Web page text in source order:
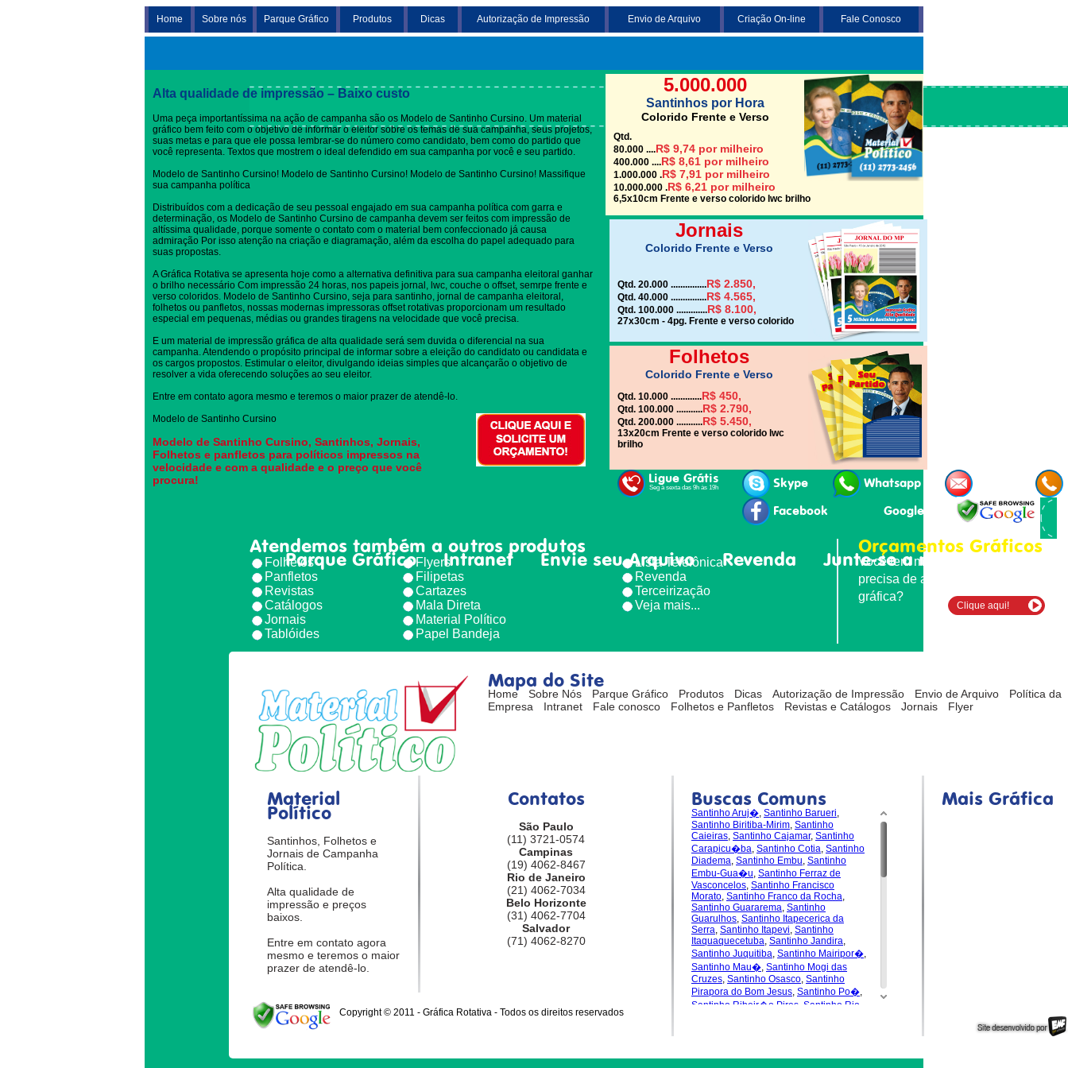
Home Sobre nós Parque Gráfico Produtos Dicas Autorização de Impressão Envio de Arquivo Criação On-line Fale Conosco
Alta qualidade de impressão – Baixo custo
Uma peça importantíssima na ação de campanha são os Modelo de Santinho Cursino. Um material
gráfico bem feito com o objetivo de informar o eleitor sobre os temas de sua campanha, seus projetos,
suas metas e para que ele possa lembrar-se do número como candidato, bem como do partido que
você representa. Textos que mostrem o ideal defendido em sua campanha por você e seu partido.
Modelo de Santinho Cursino! Modelo de Santinho Cursino! Modelo de Santinho Cursino! Massifique
sua campanha política
Distribuídos com a dedicação de seu pessoal engajado em sua campanha política com garra e
determinação, os Modelo de Santinho Cursino de campanha devem ser feitos com impressão de
altíssima qualidade, porque somente o contato com o material bem confeccionado já causa
admiração Por isso atenção na criação e diagramação, além da escolha do papel adequado para
suas propostas.
A Gráfica Rotativa se apresenta hoje como a alternativa definitiva para sua campanha eleitoral ganhar
o brilho necessário Com impressão 24 horas, nos papeis jornal, lwc, couche o offset, semrpe frente e
verso coloridos. Modelo de Santinho Cursino, seja para santinho, jornal de campanha eleitoral,
folhetos ou panfletos, nossas modernas impressoras offset rotativas proporcionam um resultado
especial em pequenas, médias ou grandes tiragens na velocidade que você precisa.
E um material de impressão gráfica de alta qualidade será sem duvida o diferencial na sua
campanha. Atendendo o propósito principal de informar sobre a eleição do candidato ou candidata e
os cargos propostos. Estimular o eleitor, divulgando ideias simples que alcançarão o objetivo de
resolver a vida oferecendo soluções ao seu eleitor.
Entre em contato agora mesmo e teremos o maior prazer de atendê-lo.
Modelo de Santinho Cursino
Modelo de Santinho Cursino, Santinhos, Jornais,
Folhetos e panfletos para políticos impressos na
velocidade e com a qualidade e o preço que você
procura!
5.000.000
Santinhos por Hora
Colorido Frente e Verso
Qtd.
80.000 ....R$ 9,74 por milheiro
400.000 ....R$ 8,61 por milheiro
1.000.000 .R$ 7,91 por milheiro
10.000.000 .R$ 6,21 por milheiro
6,5x10cm Frente e verso colorido lwc brilho
Jornais
Colorido Frente e Verso
Qtd. 20.000 ...............R$ 2.850,
Qtd. 40.000 ...............R$ 4.565,
Qtd. 100.000 .............R$ 8.100,
27x30cm - 4pg. Frente e verso colorido
Folhetos
Colorido Frente e Verso
Qtd. 10.000 .............R$ 450,
Qtd. 100.000 ...........R$ 2.790,
Qtd. 200.000 ...........R$ 5.450,
13x20cm Frente e verso colorido lwc
brilho
Ligue Grátis
Seg à sexta das 9h às 19h Skype Whatsapp
Facebook
Google+
Parque Gráfico Intranet Envie seu Arquivo Revenda Junte-se a nós Contatos
Atendemos também a outros produtos
Folhetos
Panfletos
Revistas
Catálogos
Jornais
Tablóides
Flyers
Filipetas
Cartazes
Mala Direta
Material Político
Papel Bandeja
Lista Telefônica
Revenda
Terceirização
Veja mais...
Orçamentos Gráficos
Você tem material para imprimir e
precisa de agilidade e qualidade
gráfica?
Clique aqui!
Mapa do Site
Home Sobre Nós Parque Gráfico Produtos Dicas Autorização de Impressão Envio de Arquivo
Política da
Empresa
Intranet Fale conosco Folhetos e Panfletos Revistas e Catálogos Jornais Flyer
Material
Político
Santinhos, Folhetos e
Jornais de Campanha
Política.
Alta qualidade de
impressão e preços
baixos.
Entre em contato agora
mesmo e teremos o maior
prazer de atendê-lo.
Contatos
São Paulo
(11) 3721-0574
Campinas
(19) 4062-8467
Rio de Janeiro
(21) 4062-7034
Belo Horizonte
(31) 4062-7704
Salvador
(71) 4062-8270
Buscas Comuns
Santinho Aruj�, Santinho Barueri,
Santinho Biritiba-Mirim, Santinho
Caieiras, Santinho Cajamar, Santinho
Carapicu�ba, Santinho Cotia, Santinho
Diadema, Santinho Embu, Santinho
Embu-Gua�u, Santinho Ferraz de
Vasconcelos, Santinho Francisco
Morato, Santinho Franco da Rocha,
Santinho Guararema, Santinho
Guarulhos, Santinho Itapecerica da
Serra, Santinho Itapevi, Santinho
Itaquaquecetuba, Santinho Jandira,
Santinho Juquitiba, Santinho Mairipor�,
Santinho Mau�, Santinho Mogi das
Cruzes, Santinho Osasco, Santinho
Pirapora do Bom Jesus, Santinho Po�,
Santinho Ribeir�o Pires Santinho Rio
Santinho Santo Andr�,Santinho S�o
Mais Gráfica
Copyright © 2011 - Gráfica Rotativa - Todos os direitos reservados